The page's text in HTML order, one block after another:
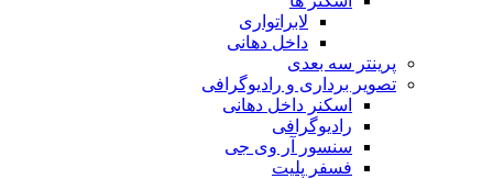
لابراتواری
داخل دهانی
پرینتر سه بعدی
تصویر برداری و رادیوگرافی
اسکنر داخل دهانی
رادیوگرافی
سنسور آر وی جی
فسفر پلیت